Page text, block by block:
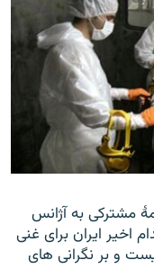
مشترکی به آژانس
اخير ایران برای غنی
و بر نگرانی های